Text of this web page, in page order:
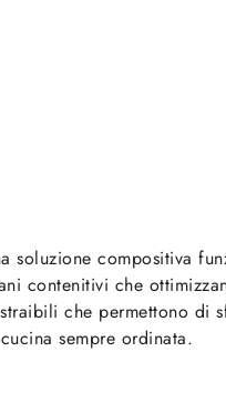
soluzione compositiva
contenitivi che
che permettono di
sempre ordinata.